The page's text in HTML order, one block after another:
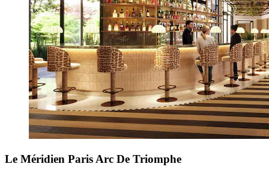
Le Méridien Paris Arc De Triomphe